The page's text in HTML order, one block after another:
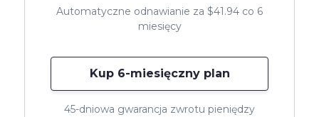
Automatyczne odnawianie za $41.94 co 6
miesięcy
Kup 6-miesięczny plan
45-dniowa gwarancja zwrotu pieniędzy